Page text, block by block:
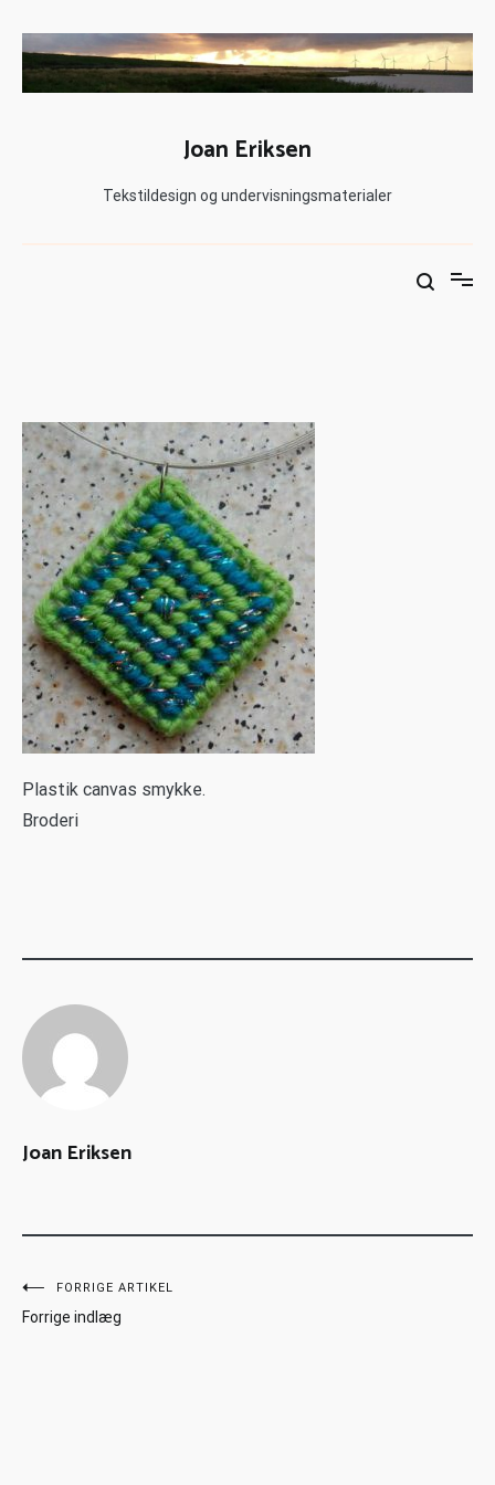
Joan Eriksen
Tekstildesign og undervisningsmaterialer
Plastik canvas smykke.
Broderi
Joan Eriksen
FORRIGE ARTIKEL
Forrige indlæg